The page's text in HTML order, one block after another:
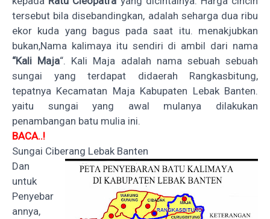
tersebut bila disebandingkan, adalah seharga dua ribu
ekor kuda yang bagus pada saat itu. menakjubkan
bukan,Nama kalimaya itu sendiri di ambil dari nama
“Kali Maja“. Kali Maja adalah nama sebuah sebuah
sungai yang terdapat didaerah Rangkasbitung,
tepatnya Kecamatan Maja Kabupaten Lebak Banten.
yaitu sungai yang awal mulanya dilakukan
penambangan batu mulia ini.
BACA..!
Sungai Ciberang Lebak Banten
Dan
untuk
Penyebar
annya,